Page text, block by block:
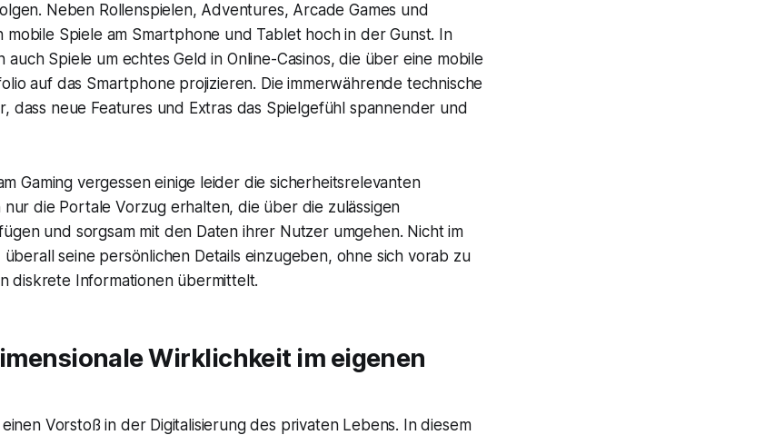
Neben Rollenspielen, Adventures, Arcade Games und
mobile Spiele am Smartphone und Tablet hoch in der Gunst. In
auch Spiele um echtes Geld in Online-Casinos, die über eine mobile
auf das Smartphone projizieren. Die immerwährende technische
dass neue Features und Extras das Spielgefühl spannender und
Gaming vergessen einige leider die sicherheitsrelevanten
die Portale Vorzug erhalten, die über die zulässigen
und sorgsam mit den Daten ihrer Nutzer umgehen. Nicht im
überall seine persönlichen Details einzugeben, ohne sich vorab zu
diskrete Informationen übermittelt.
Wirklichkeit im eigenen
Vorstoß in der Digitalisierung des privaten Lebens. In diesem